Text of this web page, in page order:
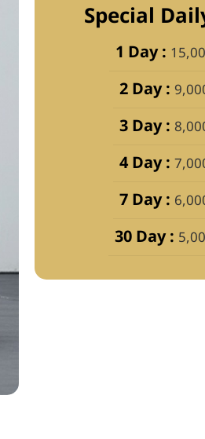
Special
1 Day :
2 Day :
3 Day :
4 Day :
7 Day :
30 Day :